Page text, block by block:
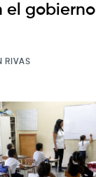
el gobierno
RIVAS